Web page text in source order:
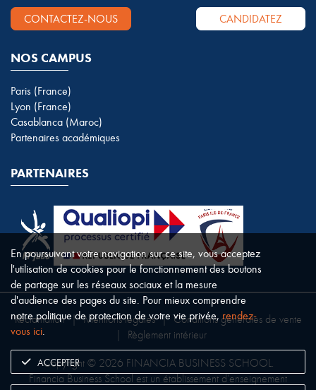
CONTACTEZ-NOUS CANDIDATEZ
NOS CAMPUS
Paris (France)
Lyon (France)
Casablanca (Maroc)
Partenaires académiques
PARTENAIRES
Copyright © 2026 FINANCIA BUSINESS SCHOOL.
Financia Business School est un établissement d’enseignement
Réclamation | Mentions légales | Conditions générales de vente
Règlement intérieur
En poursuivant votre navigation sur ce site, vous acceptez
l'utilisation de cookies pour le fonctionnement des boutons
de partage sur les réseaux sociaux et la mesure
d'audience des pages du site. Pour mieux comprendre
notre politique de protection de votre vie privée,rendez-
vous ici.
ACCEPTER